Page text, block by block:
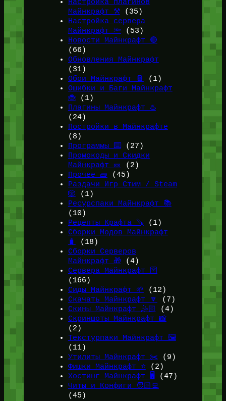
Настройка плагинов
Майнкрафт ⚒️(35)
Настройка сервера
Майнкрафт 🔦 (53)
Новости Майнкрафт 🔴
(66)
Обновления Майнкрафт
(31)
Обои Майнкрафт 📔
(1)
Ошибки и Баги Майнкрафт
🐞(1)
Плагины Майнкрафт ♨️
(24)
Постройки в Майнкрафте
(8)
Программы ⌨️ (27)
Промокоды и Скидки
Майнкрафт 🎫
(2)
Прочее 🧱 (45)
Раздачи Игр Стим / Steam
🎲 (1)
Ресурспаки Майнкрафт 📚
(10)
Рецепты Крафта 🪚 (1)
Сборки Модов Майнкрафт
🧳
(18)
Сборки Серверов
Майнкрафт 🎁 (4)
Сервера Майнкрафт 🛜
(166)
Сиды Майнкрафт 🌱
(12)
Скачать Майнкрафт 🔽
(7)
Скины Майнкрафт 🤹🏻
(4)
Скриншоты Майнкрафт 📸
(2)
Текстурпаки Майнкрафт 🖼️
(11)
Утилиты Майнкрафт ✂️ (9)
Фишки Майнкрафт ⭐(2)
Хостинг Майнкрафт 🖥️ (47)
Читы и Конфиги 🧑🏻‍💻
(45)